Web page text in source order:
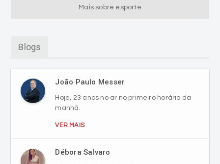
Mais sobre esporte
Blogs
João Paulo Messer
Hoje, 23 anos no ar no primeiro horário da
manhã.
VER MAIS
Débora Salvaro